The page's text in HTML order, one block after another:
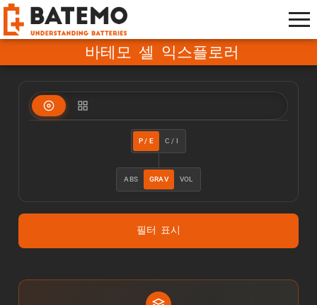
바테모 셀 익스플로러
P / E C / I
ABS GRAV VOL
필터 표시